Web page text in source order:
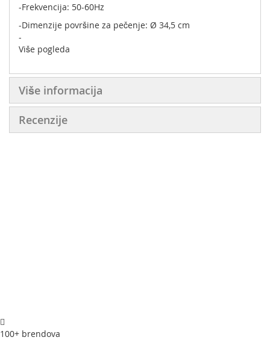
-Frekvencija: 50-60Hz
-Dimenzije površine za pečenje: Ø 34,5 cm
-
Dimenzije sa stalkom : 45,5×45,5×75 cm
Više pogleda
Više informacija
Recenzije
100+ brendova